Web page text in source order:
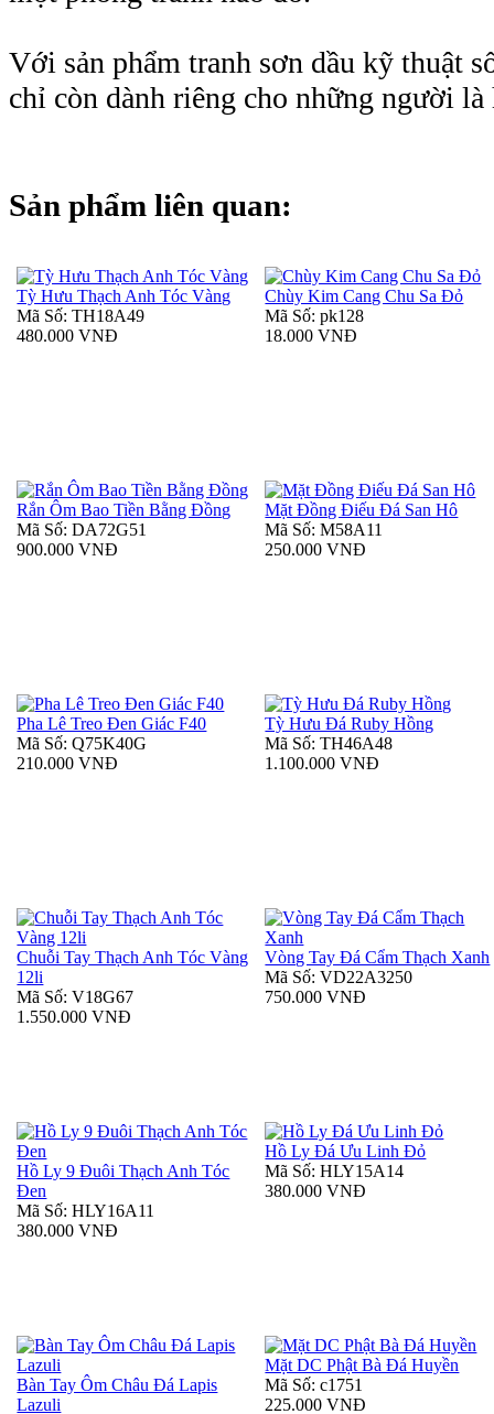
Với sản phẩm tranh sơn dầu kỹ thuật
chỉ còn dành riêng cho những người là
Sản phẩm liên quan:
Tỳ Hưu Thạch Anh Tóc Vàng
Mã Số: TH18A49
480.000 VNĐ
Chùy Kim Cang Chu Sa Đỏ
Mã Số: pk128
18.000 VNĐ
Rắn Ôm Bao Tiền Bằng Đồng
Mã Số: DA72G51
900.000 VNĐ
Mặt Đồng Điếu Đá San Hô
Mã Số: M58A11
250.000 VNĐ
Pha Lê Treo Đen Giác F40
Mã Số: Q75K40G
210.000 VNĐ
Tỳ Hưu Đá Ruby Hồng
Mã Số: TH46A48
1.100.000 VNĐ
Chuỗi Tay Thạch Anh Tóc Vàng
12li
Mã Số: V18G67
1.550.000 VNĐ
Vòng Tay Đá Cẩm Thạch Xanh
Mã Số: VD22A3250
750.000 VNĐ
Hồ Ly 9 Đuôi Thạch Anh Tóc
Đen
Mã Số: HLY16A11
380.000 VNĐ
Hồ Ly Đá Ưu Linh Đỏ
Mã Số: HLY15A14
380.000 VNĐ
Bàn Tay Ôm Châu Đá Lapis
Lazuli
Mặt DC Phật Bà Đá Huyền
Mã Số: c1751
225.000 VNĐ